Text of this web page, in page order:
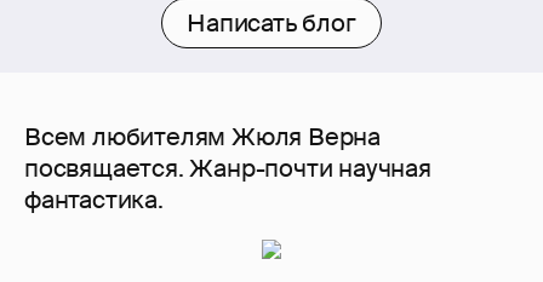
Написать блог
Всем любителям Жюля Верна
посвящается. Жанр-почти научная
фантастика.